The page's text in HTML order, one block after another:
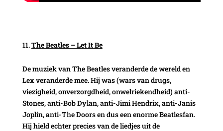
The Beatles – Let It Be
De muziek van The Beatles veranderde de wereld en
Lex veranderde mee. Hij was (wars van drugs,
viezigheid, onverzorgdheid, onwelriekendheid) anti-
Stones, anti-Bob Dylan, anti-Jimi Hendrix, anti-Janis
Joplin, anti-The Doors en dus een enorme Beatlesfan.
Hij hield echter precies van de liedjes uit de